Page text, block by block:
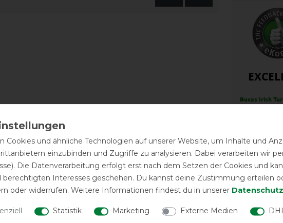
Bucas Irish
LATEST
Gute
Cookies und ähnliche Technologien auf unserer Website, um Inhalte und
einzubinden und Zugriffe zu analysieren. Dabei verarbeiten wir
Die Datenverarbeitung erfolgt erst nach dem Setzen der Cookies und
berechtigten Interesses geschehen. Du kannst deine Zustimmung erteilen
oder widerrufen. Weitere Informationen findest du in unserer
Statistik Marketing Externe Medien